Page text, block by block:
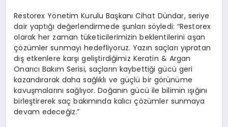
Restorex Yönetim Kurulu Başkanı Cihat Dündar, seriye
dair yaptığı değerlendirmede şunları söyledi: “Restorex
olarak her zaman tüketicilerimizin beklentilerini aşan
çözümler sunmayı hedefliyoruz. Yazın saçları yıpratan
dış etkenlere karşı geliştirdiğimiz Keratin & Argan
Onarıcı Bakım Serisi, saçların kaybettiği gücü geri
kazandırarak daha sağlıklı ve güçlü bir görünüme
kavuşmalarını sağlıyor. Doğanın gücü ile bilimin ışığını
birleştirerek saç bakımında kalıcı çözümler sunmaya
devam edeceğiz.”